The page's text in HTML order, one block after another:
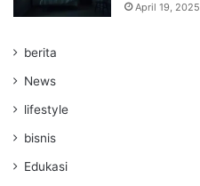
April 19, 2025
berita
News
lifestyle
bisnis
Edukasi